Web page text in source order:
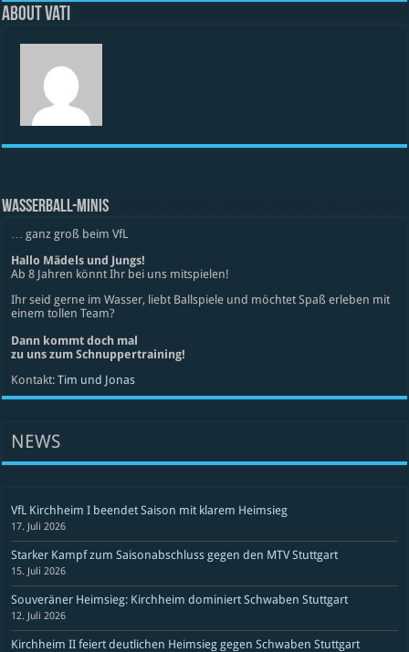
About vati
WASSERBALL-MINIS
… ganz groß beim VfL
Hallo Mädels und Jungs!
Ab 8 Jahren könnt Ihr bei uns mitspielen!
Ihr seid gerne im Wasser, liebt Ballspiele und möchtet Spaß erleben mit
einem tollen Team?
Dann kommt doch mal
zu uns zum Schnuppertraining!
Kontakt:Tim und Jonas
NEWS
VfL Kirchheim I beendet Saison mit klarem Heimsieg
17. Juli 2026
Starker Kampf zum Saisonabschluss gegen den MTV Stuttgart
15. Juli 2026
Souveräner Heimsieg: Kirchheim dominiert Schwaben Stuttgart
12. Juli 2026
Kirchheim II feiert deutlichen Heimsieg gegen Schwaben Stuttgart